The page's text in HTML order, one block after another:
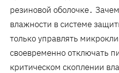
резиновой оболочке․
влажности в системе
только управлять
своевременно отключать
критическом скоплении